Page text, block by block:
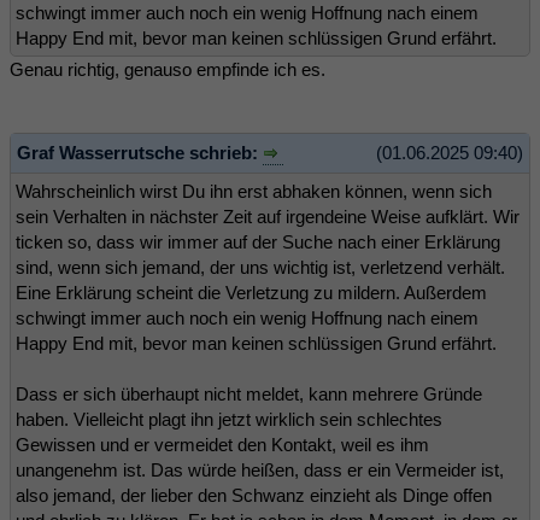
schwingt immer auch noch ein wenig Hoffnung nach einem
Happy End mit, bevor man keinen schlüssigen Grund erfährt.
Genau richtig, genauso empfinde ich es.
(01.06.2025 09:40)
Graf Wasserrutsche schrieb:
Wahrscheinlich wirst Du ihn erst abhaken können, wenn sich
sein Verhalten in nächster Zeit auf irgendeine Weise aufklärt. Wir
ticken so, dass wir immer auf der Suche nach einer Erklärung
sind, wenn sich jemand, der uns wichtig ist, verletzend verhält.
Eine Erklärung scheint die Verletzung zu mildern. Außerdem
schwingt immer auch noch ein wenig Hoffnung nach einem
Happy End mit, bevor man keinen schlüssigen Grund erfährt.
Dass er sich überhaupt nicht meldet, kann mehrere Gründe
haben. Vielleicht plagt ihn jetzt wirklich sein schlechtes
Gewissen und er vermeidet den Kontakt, weil es ihm
unangenehm ist. Das würde heißen, dass er ein Vermeider ist,
also jemand, der lieber den Schwanz einzieht als Dinge offen